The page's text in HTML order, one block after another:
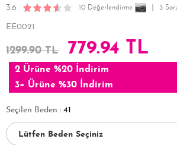
3.6 10 Değerlendirme 3
EE0021
1299.90 TL 779.94 TL
2 Ürüne %20 İndirim
3+ Ürüne %30 İndirim
Seçilen Beden : 41